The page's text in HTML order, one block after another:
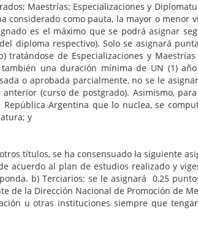
Especializaciones y Diplomaturas
considerado como pauta, la mayor o
es el máximo que se podrá asignar
diploma respectivo). Solo se asignará
de Especializaciones y Maestrías
una duración mínima de UN (1)
o aprobada parcialmente, no se le
(curso de postgrado). Asimismo,
Argentina que lo nuclea, se
y
se ha consensuado la siguiente
acuerdo al plan de estudios realizado y
b) Terciarios: se le asignará 0,25
de la Dirección Nacional de Promoción de
u otras instituciones siempre que